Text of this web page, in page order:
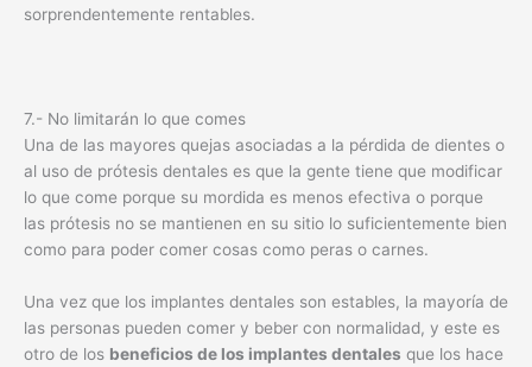
sorprendentemente rentables.
7.- No limitarán lo que comes
Una de las mayores quejas asociadas a la pérdida de dientes o
al uso de prótesis dentales es que la gente tiene que modificar
lo que come porque su mordida es menos efectiva o porque
las prótesis no se mantienen en su sitio lo suficientemente bien
como para poder comer cosas como peras o carnes.
Una vez que los implantes dentales son estables, la mayoría de
las personas pueden comer y beber con normalidad, y este es
otro de los beneficios de los implantes dentales que los hace